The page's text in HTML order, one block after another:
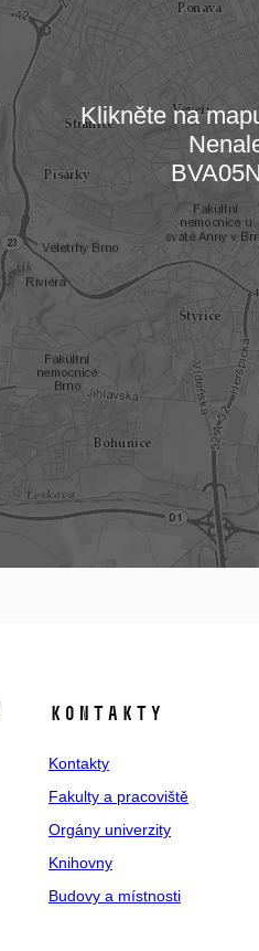
Klikněte na
Kontakty
Kontakty
Fakulty a pracoviště
Orgány univerzity
Knihovny
Budovy a místnosti